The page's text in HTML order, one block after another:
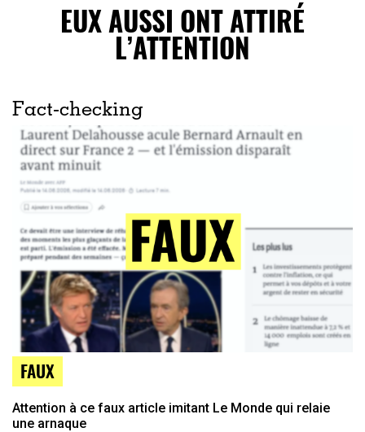
EUX AUSSI ONT ATTIRÉ
L’ATTENTION
Fact-checking
FAUX
Attention à ce faux article imitant Le Monde qui relaie
une arnaque